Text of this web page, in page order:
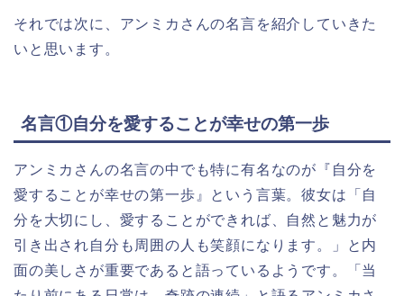
それでは次に、アンミカさんの名言を紹介していきた
いと思います。
名言①自分を愛することが幸せの第一歩
アンミカさんの名言の中でも特に有名なのが『自分を
愛することが幸せの第一歩』という言葉。彼女は「自
分を大切にし、愛することができれば、自然と魅力が
引き出され自分も周囲の人も笑顔になります。」と内
面の美しさが重要であると語っているようです。「当